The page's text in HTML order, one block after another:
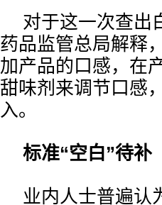
对于这一次查出
药品监管总局解释
加产品的口感，在
甜味剂来调节口感
入。
标准“空白”待补
业内人士普遍认